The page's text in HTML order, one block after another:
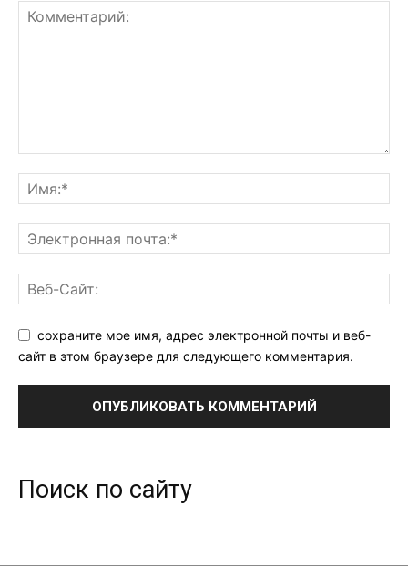
сохраните мое имя, адрес электронной почты и веб-
сайт в этом браузере для следующего комментария.
Поиск по сайту